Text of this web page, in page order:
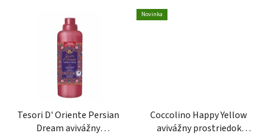
Tesori D' Oriente Persian
Dream avivážny
Novinka
Coccolino Happy Yellow
avivážny prostriedok